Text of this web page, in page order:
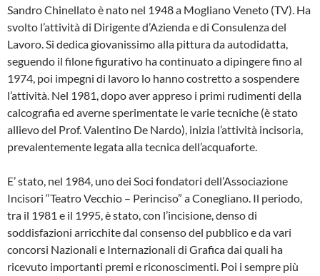
Sandro Chinellato è nato nel 1948 a Mogliano Veneto (TV). Ha
svolto l’attività di Dirigente d’Azienda e di Consulenza del
Lavoro. Si dedica giovanissimo alla pittura da autodidatta,
seguendo il filone figurativo ha continuato a dipingere fino al
1974, poi impegni di lavoro lo hanno costretto a sospendere
l’attività. Nel 1981, dopo aver appreso i primi rudimenti della
calcografia ed averne sperimentate le varie tecniche (è stato
allievo del Prof. Valentino De Nardo), inizia l’attività incisoria,
prevalentemente legata alla tecnica dell’acquaforte.
E’ stato, nel 1984, uno dei Soci fondatori dell’Associazione
Incisori “Teatro Vecchio – Perinciso” a Conegliano. Il periodo,
tra il 1981 e il 1995, è stato, con l’incisione, denso di
soddisfazioni arricchite dal consenso del pubblico e da vari
concorsi Nazionali e Internazionali di Grafica dai quali ha
ricevuto importanti premi e riconoscimenti. Poi i sempre più